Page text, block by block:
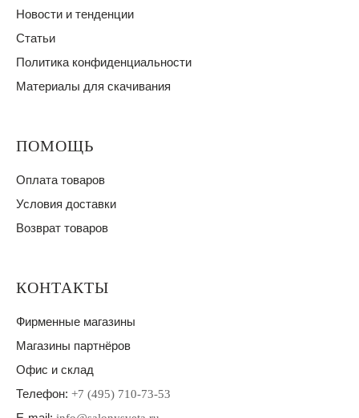
Новости и тенденции
Статьи
Политика конфиденциальности
Материалы для скачивания
ПОМОЩЬ
Оплата товаров
Условия доставки
Возврат товаров
КОНТАКТЫ
Фирменные магазины
Магазины партнёров
Офис и склад
Телефон: +7 (495) 710-73-53